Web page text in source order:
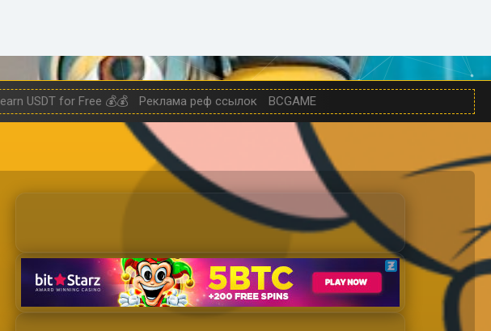
earn USDT for Free 💰💰 Реклама реф ссылок BCGAME